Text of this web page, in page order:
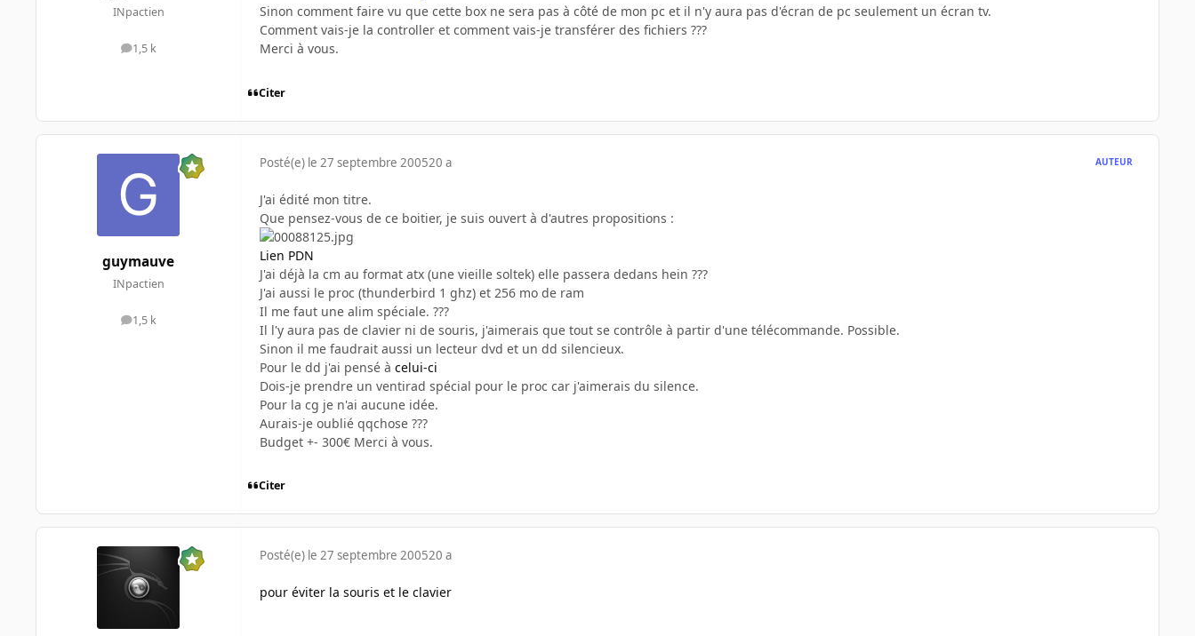
INpactien
1,5 k
messages
Sinon comment faire vu que cette box ne sera pas à côté de mon pc et il n'y aura pas d'écran de pc seulement un écran tv.
Comment vais-je la controller et comment vais-je transférer des fichiers ???
Merci à vous.
Citer
guymauve
INpactien
1,5 k
messages
Posté(e) le 27 septembre 200520 a AUTEUR
J'ai édité mon titre.
Que pensez-vous de ce boitier, je suis ouvert à d'autres propositions :
Lien PDN
J'ai déjà la cm au format atx (une vieille soltek) elle passera dedans hein ???
J'ai aussi le proc (thunderbird 1 ghz) et 256 mo de ram
Il me faut une alim spéciale. ???
Il l'y aura pas de clavier ni de souris, j'aimerais que tout se contrôle à partir d'une télécommande. Possible.
Sinon il me faudrait aussi un lecteur dvd et un dd silencieux.
Pour le dd j'ai pensé à celui-ci
Dois-je prendre un ventirad spécial pour le proc car j'aimerais du silence.
Pour la cg je n'ai aucune idée.
Aurais-je oublié qqchose ???
Budget +- 300€ Merci à vous.
Citer
Posté(e) le 27 septembre 200520 a
pour éviter la souris et le clavier